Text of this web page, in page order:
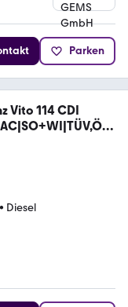
Parken
Vito 114 CDI
• Diesel